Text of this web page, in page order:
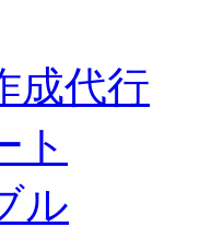
成代行
ト
ル